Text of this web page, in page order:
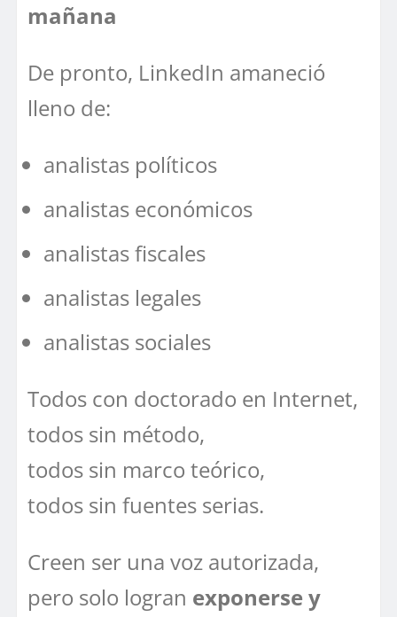
mañana
De pronto, LinkedIn amaneció
lleno de:
analistas políticos
analistas económicos
analistas fiscales
analistas legales
analistas sociales
Todos con doctorado en Internet,
todos sin método,
todos sin marco teórico,
todos sin fuentes serias.
Creen ser una voz autorizada,
pero solo logran exponerse y